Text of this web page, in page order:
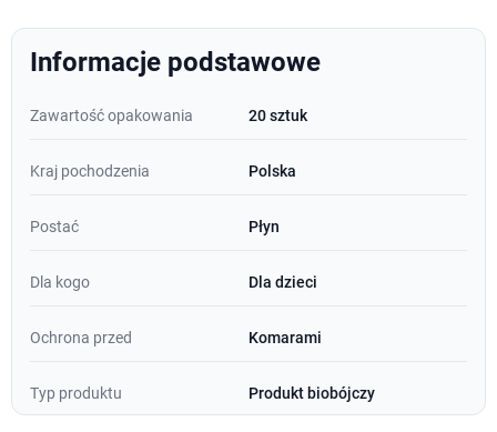
Informacje podstawowe
Zawartość opakowania 20 sztuk
Kraj pochodzenia Polska
Postać Płyn
Dla kogo Dla dzieci
Ochrona przed Komarami
Typ produktu Produkt biobójczy